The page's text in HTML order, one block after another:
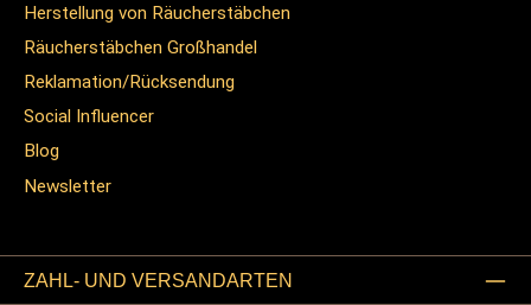
Herstellung von Räucherstäbchen
Räucherstäbchen Großhandel
Reklamation/Rücksendung
Social Influencer
Blog
Newsletter
ZAHL- UND VERSANDARTEN